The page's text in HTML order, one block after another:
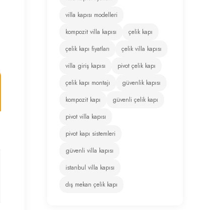
villa kapısı modelleri
kompozit villa kapısı
çelik kapı
çelik kapı fiyatları
çelik villa kapısı
villa giriş kapısı
pivot çelik kapı
çelik kapı montajı
güvenlik kapısı
kompozit kapı
güvenli çelik kapı
pivot villa kapısı
pivot kapı sistemleri
güvenli villa kapısı
istanbul villa kapısı
dış mekan çelik kapı